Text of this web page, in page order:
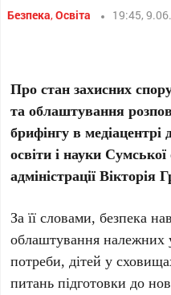
Безпека,Освіта 19:45,
Про стан захисних
та облаштування
брифінгу в
освіти і науки Сумської
адміністрації Вікторія
За її словами, безпека
облаштування належних
потреби, дітей у
питань підготовки до